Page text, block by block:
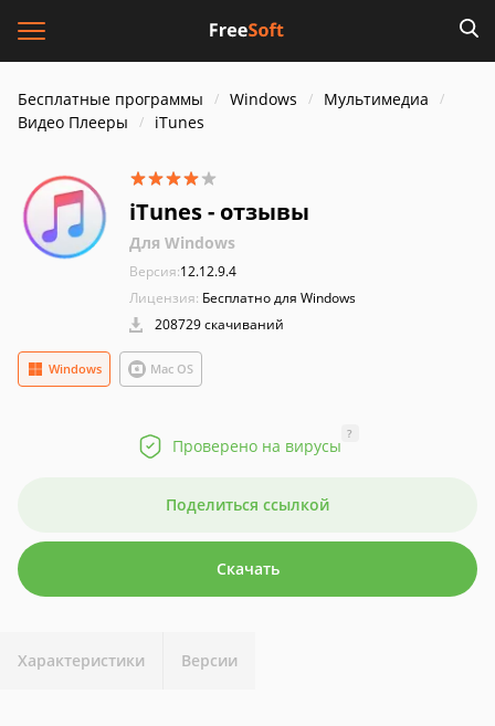
Бесплатные программы Windows
Мультимедиа
Видео Плееры
iTunes
iTunes - отзывы
Для Windows
Версия:12.12.9.4
Лицензия: Бесплатно для Windows
208729 скачиваний
Windows Mac OS
Проверено на вирусы
?
Поделиться ссылкой
Скачать
Характеристики Версии